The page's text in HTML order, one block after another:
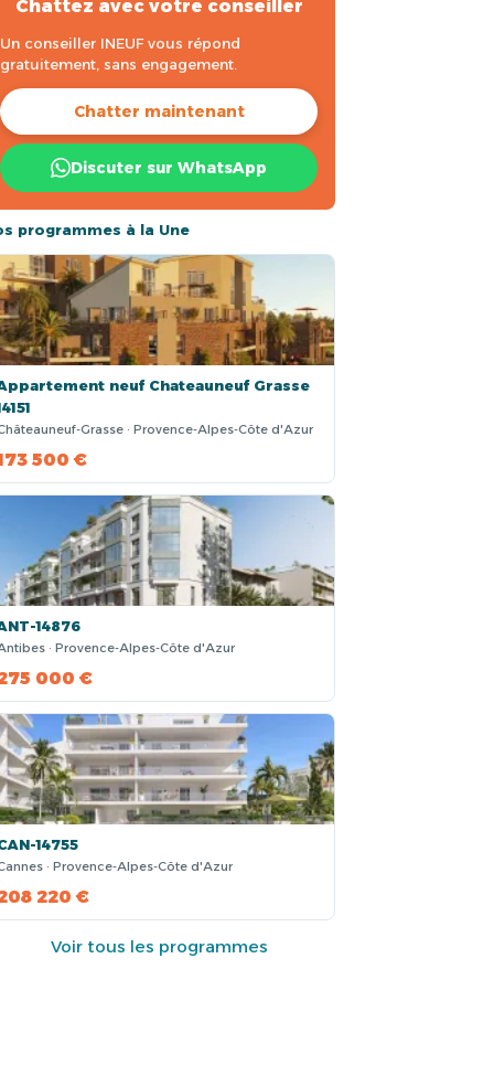
Chattez avec votre conseiller
Un conseiller INEUF vous répond
gratuitement, sans engagement.
Chatter maintenant
Discuter sur WhatsApp
programmes à la Une
neuf Chateauneuf Grasse
Grasse · Provence-Alpes-Côte d'Azur
500 €
14876
· Provence-Alpes-Côte d'Azur
000 €
14755
· Provence-Alpes-Côte d'Azur
220 €
Voir tous les programmes